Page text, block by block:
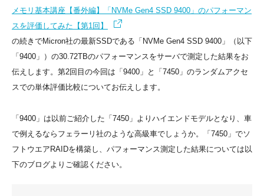
メモリ基本講座【番外編】「NVMe Gen4 SSD 9400」のパフォーマン
スを評価してみた【第1回】
の続きでMicron社の最新SSDである「NVMe Gen4 SSD 9400」（以下
「9400」）の30.72TBのパフォーマンスをサーバで測定した結果をお
伝えします。第2回目の今回は「9400」と「7450」のランダムアクセ
スでの単体評価比較についてお伝えします。
「9400」は以前ご紹介した「7450」よりハイエンドモデルとなり、車
で例えるならフェラーリ社のような高級車でしょうか。「7450」でソ
フトウエアRAIDを構築し、パフォーマンス測定した結果については以
下のブログよりご確認ください。